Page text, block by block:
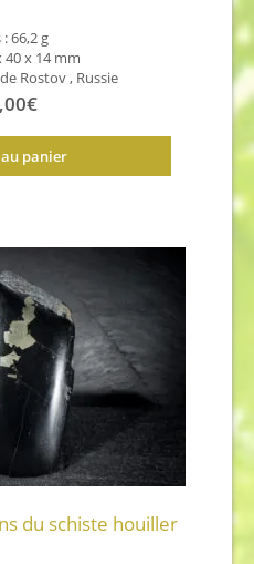
66,2 g
40 x 14 mm
Rostov , Russie
€
panier
du schiste houiller